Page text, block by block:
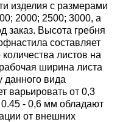
изделия с размерами
2000; 2500; 3000, а
Высота гребня
составляет
листов на
ширина листа
данного вида
варьировать от 0,3
- 0,6 мм обладают
от внешних